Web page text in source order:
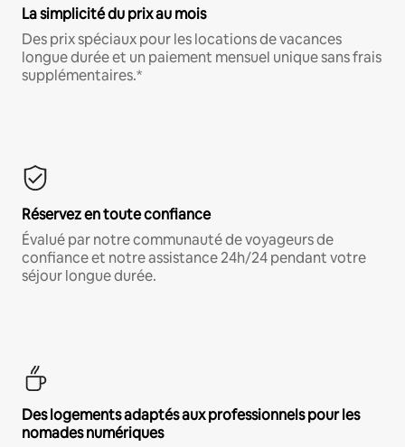
La simplicité du prix au mois
Des prix spéciaux pour les locations de vacances
longue durée et un paiement mensuel unique sans frais
supplémentaires.*
Réservez en toute confiance
Évalué par notre communauté de voyageurs de
confiance et notre assistance 24h/24 pendant votre
séjour longue durée.
Des logements adaptés aux professionnels pour les
nomades numériques